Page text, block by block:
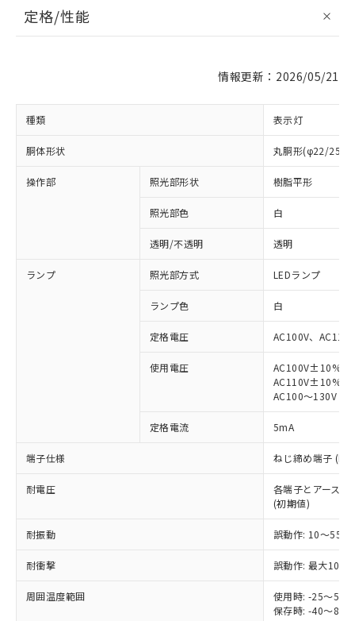
定格/性能
情報更新：2026/05/21
種類 表示灯
胴体形状 丸胴形(φ22/
操作部 照光部形状 樹脂平形
照光部色 白
透明/不透明 透明
ランプ 照光部方式 LEDランプ
ランプ色 白
定格電圧 AC100V、
使用電圧
AC100V±10%
AC110V±10%
AC100～130V
定格電流 5mA
端子仕様 ねじ締め端子
耐電圧
各端子とアース
(初期値)
耐振動 誤動作: 10～
耐衝撃 誤動作: 最大
周囲温度範囲
使用時: -25～55℃
保存時: -40～80℃
ご利用条件
以下の条件をお読みいただき、同意のうえ
本サービスは、当社制御機器事業取扱
商品の当社在庫状況および標準価格
(税抜)を提供させていただくもので
対応済み：EU RoHS指令（10物質）の
非含有に対応した製品が提供可能な商品で
対応予定：EU RoHS指令（10物質）の非含
有に対応した製品に切り替える予定のある
対応予定なし：EU RoHS指令（10物質）の
非含有に非対応の商品で、対応品を出す予
調査・確認中：EU RoHS指令（10物質）の
非含有の対応状況を調査中または確認中の
非該当品：ライセンス料など無形物で、有
「○」：最大均質材料含有率が中国RoHSの